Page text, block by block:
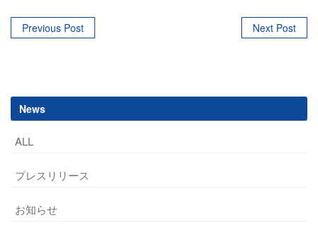
Post
Previous Post Next Post
News
ALL
プレスリリース
お知らせ